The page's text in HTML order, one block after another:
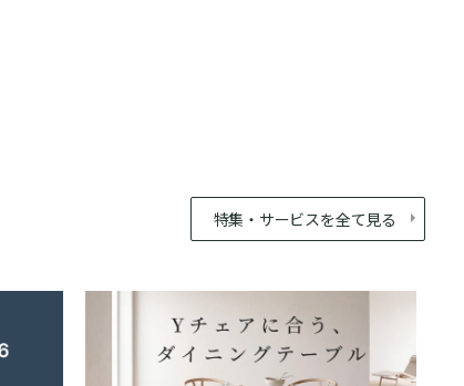
特集・サービスを全て見る